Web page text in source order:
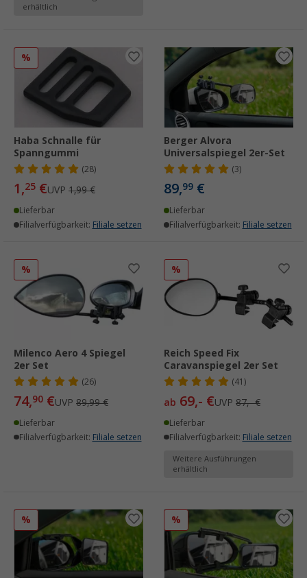
erhältlich
%
Haba Schnalle für
Spanngummi
(28)
1,25 €UVP 1,99 €
Lieferbar
Filialverfügbarkeit: Filiale setzen
Berger Alvora
Universalspiegel 2er-Set
(3)
89,99 €
Lieferbar
Filialverfügbarkeit: Filiale setzen
%
Milenco Aero 4 Spiegel
2er Set
(26)
74,90 €UVP 89,99 €
Lieferbar
Filialverfügbarkeit: Filiale setzen
%
Reich Speed Fix
Caravanspiegel 2er Set
(41)
ab 69,- €UVP 87,- €
Lieferbar
Filialverfügbarkeit: Filiale setzen
Weitere Ausführungen
erhältlich
% %